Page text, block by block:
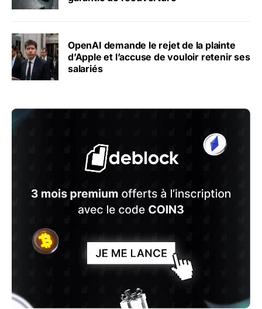
OpenAI demande le rejet de la plainte
d’Apple et l’accuse de vouloir retenir ses
salariés